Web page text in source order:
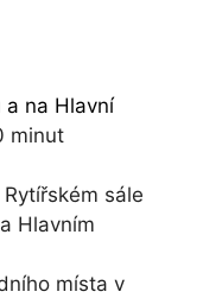
a na Hlavní
minut
sále
Hlavním
místa v